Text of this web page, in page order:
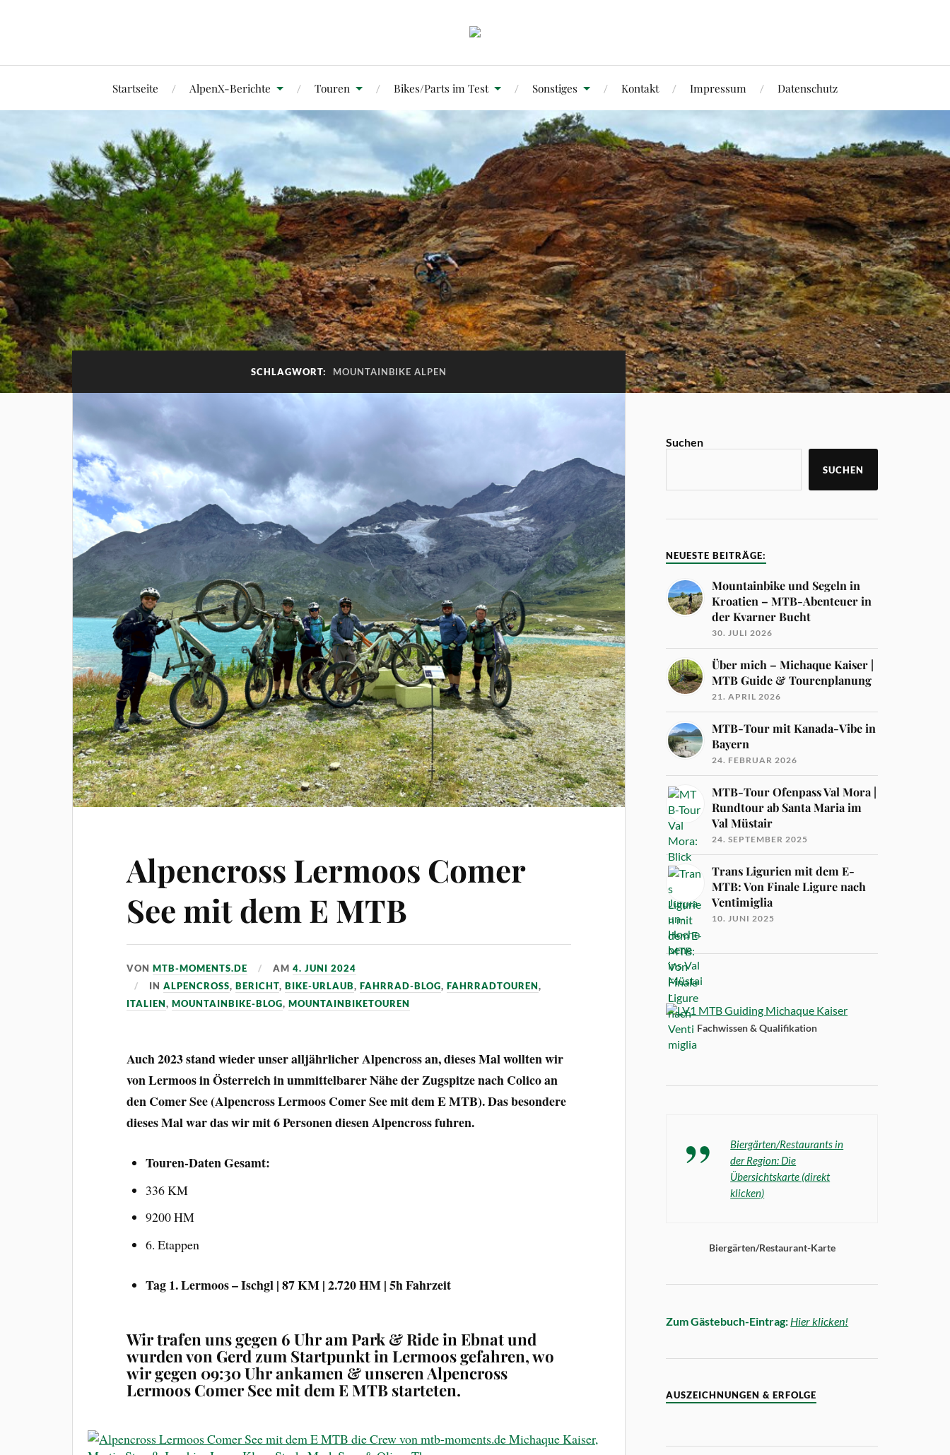
Startseite AlpenX-Berichte Touren Bikes/Parts im Test Sonstiges Kontakt Impressum Datenschutz
SCHLAGWORT: MOUNTAINBIKE ALPEN
Alpencross Lermoos Comer
See mit dem E MTB
VONMTB-MOMENTS.DE AM4. JUNI 2024
INALPENCROSS,BERICHT,BIKE-URLAUB,FAHRRAD-BLOG,FAHRRADTOUREN,
ITALIEN,MOUNTAINBIKE-BLOG,MOUNTAINBIKETOUREN
Auch 2023 stand wieder unser alljährlicher Alpencross an, dieses Mal wollten wir
von Lermoos in Österreich in ummittelbarer Nähe der Zugspitze nach Colico an
den Comer See (Alpencross Lermoos Comer See mit dem E MTB). Das besondere
dieses Mal war das wir mit 6 Personen diesen Alpencross fuhren.
Touren-Daten Gesamt:
336 KM
9200 HM
6. Etappen
Tag 1. Lermoos – Ischgl | 87 KM | 2.720 HM | 5h Fahrzeit
Wir trafen uns gegen 6 Uhr am Park & Ride in Ebnat und
wurden von Gerd zum Startpunkt in Lermoos gefahren, wo
wir gegen 09:30 Uhr ankamen & unseren Alpencross
Lermoos Comer See mit dem E MTB starteten.
Suchen
SUCHEN
NEUESTE BEITRÄGE:
Mountainbike und Segeln in
Kroatien – MTB-Abenteuer in
der Kvarner Bucht
30. JULI 2026
Über mich – Michaque Kaiser |
MTB Guide & Tourenplanung
21. APRIL 2026
MTB-Tour mit Kanada-Vibe in
Bayern
24. FEBRUAR 2026
MTB-Tour Ofenpass Val Mora |
Rundtour ab Santa Maria im
Val Müstair
24. SEPTEMBER 2025
Trans Ligurien mit dem E-
MTB: Von Finale Ligure nach
Ventimiglia
10. JUNI 2025
Fachwissen & Qualifikation
Biergärten/Restaurants in
der Region: Die
Übersichtskarte (direkt
klicken)
Biergärten/Restaurant-Karte
Zum Gästebuch-Eintrag: Hier klicken!
AUSZEICHNUNGEN & ERFOLGE